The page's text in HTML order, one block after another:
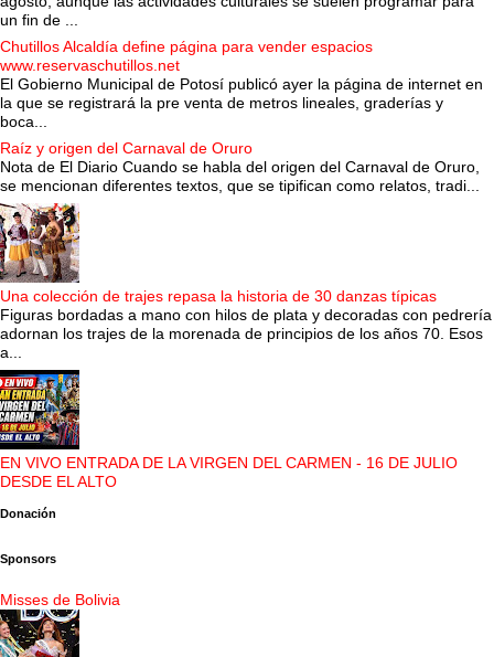
un fin de ...
Chutillos Alcaldía define página para vender espacios
www.reservaschutillos.net
El Gobierno Municipal de Potosí publicó ayer la página de internet en
la que se registrará la pre venta de metros lineales, graderías y
boca...
Raíz y origen del Carnaval de Oruro
Nota de El Diario Cuando se habla del origen del Carnaval de Oruro,
se mencionan diferentes textos, que se tipifican como relatos, tradi...
Una colección de trajes repasa la historia de 30 danzas típicas
Figuras bordadas a mano con hilos de plata y decoradas con pedrería
adornan los trajes de la morenada de principios de los años 70. Esos
a...
EN VIVO ENTRADA DE LA VIRGEN DEL CARMEN - 16 DE JULIO
DESDE EL ALTO
Donación
Sponsors
Misses de Bolivia